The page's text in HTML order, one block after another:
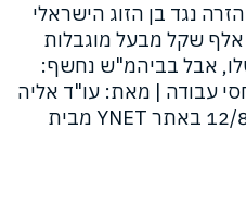
נגד בן הזוג הישראלי
אזרחית נפאל דרשה כ-220 אלף שקל מבעל מוגבלות
אבל בביהמ"ש נחשף:
עבודה | מאת: עו"ד אליה
עבליני, פורסם בתאריך 12/8/18 באתר YNET מבית